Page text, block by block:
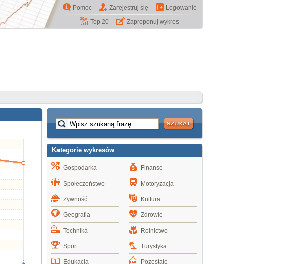
Pomoc Zarejestruj się
Logowanie
Top 20
Zaproponuj wykres
Kategorie wykresów
Gospodarka
Społeczeństwo
Żywność
Geografia
Technika
Sport
Edukacja
Finanse
Motoryzacja
Kultura
Zdrowie
Rolnictwo
Turystyka
Pozostałe